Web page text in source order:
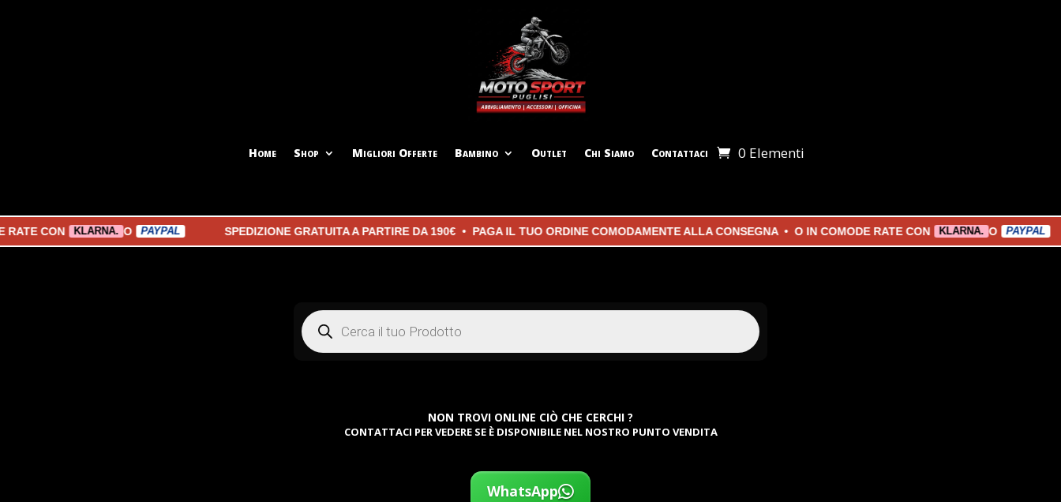
Home Shop Migliori Offerte Bambino Outlet Chi Siamo Contattaci 0 Elementi
KLARNA. O PAYPAL SPEDIZIONE GRATUITA A PARTIRE DA 190€ • PAGA IL TUO ORDINE COMODAMENTE ALLA CONSEGNA • O IN COMODE RATE CON KLARNA. O PAYPAL
Products
search
NON TROVI ONLINE CIÒ CHE CERCHI ?
CONTATTACI PER VEDERE SE È DISPONIBILE NEL NOSTRO PUNTO VENDITA
WhatsApp